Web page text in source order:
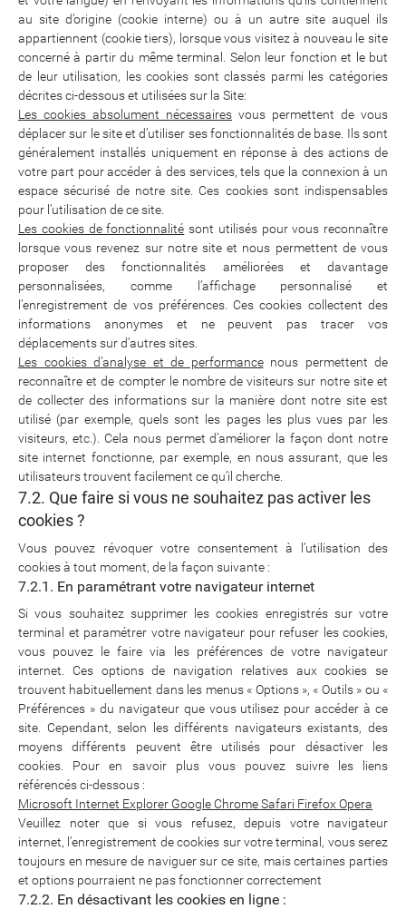
au site d’origine (cookie interne) ou à un autre site auquel ils
appartiennent (cookie tiers), lorsque vous visitez à nouveau le site
concerné à partir du même terminal. Selon leur fonction et le but
de leur utilisation, les cookies sont classés parmi les catégories
décrites ci-dessous et utilisées sur la Site:
Les cookies absolument nécessaires vous permettent de vous
déplacer sur le site et d’utiliser ses fonctionnalités de base. Ils sont
généralement installés uniquement en réponse à des actions de
votre part pour accéder à des services, tels que la connexion à un
espace sécurisé de notre site. Ces cookies sont indispensables
pour l’utilisation de ce site.
Les cookies de fonctionnalité sont utilisés pour vous reconnaître
lorsque vous revenez sur notre site et nous permettent de vous
proposer des fonctionnalités améliorées et davantage
personnalisées, comme l’affichage personnalisé et
l’enregistrement de vos préférences. Ces cookies collectent des
informations anonymes et ne peuvent pas tracer vos
déplacements sur d’autres sites.
Les cookies d’analyse et de performancenous permettent de
reconnaître et de compter le nombre de visiteurs sur notre site et
de collecter des informations sur la manière dont notre site est
utilisé (par exemple, quels sont les pages les plus vues par les
visiteurs, etc.). Cela nous permet d’améliorer la façon dont notre
site internet fonctionne, par exemple, en nous assurant, que les
utilisateurs trouvent facilement ce qu’il cherche.
7.2. Que faire si vous ne souhaitez pas activer les
cookies ?
Vous pouvez révoquer votre consentement à l’utilisation des
cookies à tout moment, de la façon suivante :
7.2.1. En paramétrant votre navigateur internet
Si vous souhaitez supprimer les cookies enregistrés sur votre
terminal et paramétrer votre navigateur pour refuser les cookies,
vous pouvez le faire via les préférences de votre navigateur
internet. Ces options de navigation relatives aux cookies se
trouvent habituellement dans les menus « Options », « Outils » ou «
Préférences » du navigateur que vous utilisez pour accéder à ce
site. Cependant, selon les différents navigateurs existants, des
moyens différents peuvent être utilisés pour désactiver les
cookies. Pour en savoir plus vous pouvez suivre les liens
référencés ci-dessous :
Microsoft Internet Explorer Google ChromeSafari Firefox Opera
Veuillez noter que si vous refusez, depuis votre navigateur
internet, l’enregistrement de cookies sur votre terminal, vous serez
toujours en mesure de naviguer sur ce site, mais certaines parties
et options pourraient ne pas fonctionner correctement
7.2.2. En désactivant les cookies en ligne :